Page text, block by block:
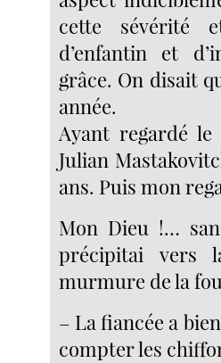
cette sévérité
d’enfantin et
grâce. On disait
année.
Ayant regardé
Julian
ans. Puis mon
Mon Dieu !…
précipitai vers
murmure de la
– La fiancée a
compter les